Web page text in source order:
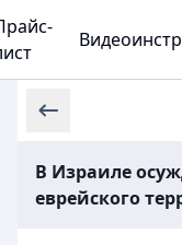
В Израиле
еврейского